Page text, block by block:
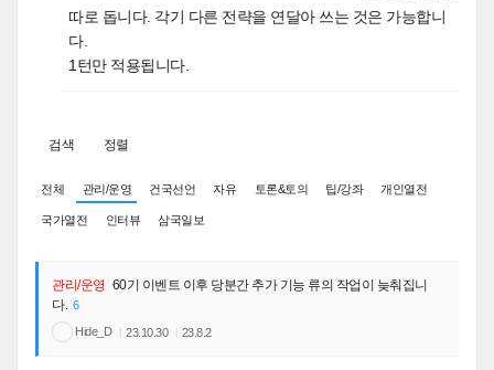
따로 돕니다. 각기 다른 전략을 연달아 쓰는 것은 가능합니
다.
1턴만 적용됩니다.
검색 정렬
전체 관리/운영 건국선언 자유 토론&토의 팁/강좌 개인열전
국가열전 인터뷰 삼국일보
관리/운영 60기 이벤트 이후 당분간 추가 기능 류의 작업이 늦춰집니
다.
6
Hide_D 23.10.30 23.8.2